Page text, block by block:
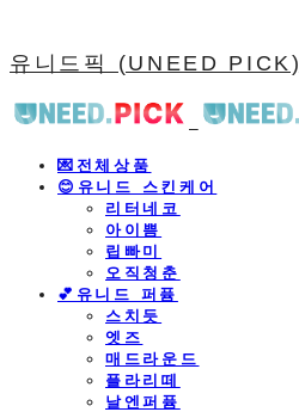
유니드픽 (UNEED PICK)
💌전체상품
😊유니드 스킨케어
리터네코
아이쁨
립빠미
오직청춘
💕유니드 퍼퓸
스치듯
엣즈
매드라운드
플라리떼
날엔퍼퓸